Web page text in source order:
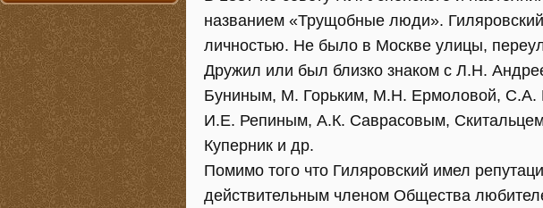
названием «Трущобные люди».
личностью. Не было в Москве улицы,
Дружил или был близко знаком с Л.Н.
Буниным, М. Горьким, М.Н. Ермоловой, С.А.
И.Е. Репиным, А.К. Саврасовым,
Куперник и др.
Помимо того что Гиляровский имел
действительным членом Общества